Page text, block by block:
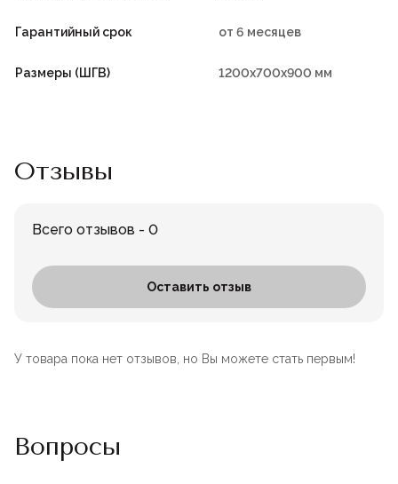
Гарантийный срок от 6 месяцев
Размеры (ШГВ) 1200х700х900 мм
Отзывы
Всего отзывов - 0
Оставить отзыв
У товара пока нет отзывов, но Вы можете стать первым!
Вопросы